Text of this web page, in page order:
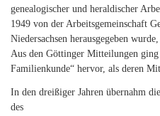
genealogischer und heraldischer
1949 von der Arbeitsgemeinschaft
Niedersachsen herausgegeben
Aus den Göttinger Mitteilungen ging
Familienkunde“ hervor, als deren
In den dreißiger Jahren übernahm
des